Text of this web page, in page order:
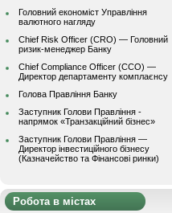
Головний економіст Управління
валютного нагляду
Chief Risk Officer (CRO) — Головний
ризик-менеджер Банку
Chief Compliance Officer (CCO) —
Директор департаменту комплаєнсу
Голова Правління Банку
Заступник Голови Правління -
напрямок «Транзакційний бізнес»
Заступник Голови Правління —
Директор інвестиційного бізнесу
(Казначейство та Фінансові ринки)
Робота в містах